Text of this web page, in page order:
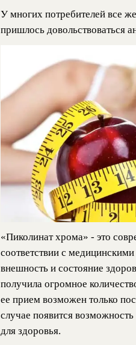
У многих потребителей все
пришлось довольствоваться
«Пиколинат хрома» - это
соответствии с
внешность и состояние
получила огромное
ее прием возможен только
случае появится
для здоровья.